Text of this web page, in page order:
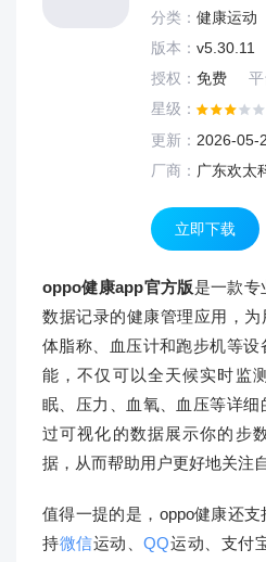
分类： 健康运动
版本： v5.30.11
授权： 免费 平
星级：
更新： 2026-05-
厂商： 广东欢太
立即下载
oppo健康app官方版是一款专
数据记录的健康管理应用，为
体脂称、血压计和跑步机等
能，不仅可以全天候实时监
眠、压力、血氧、血压等详细
过可视化的数据展示你的步
据，从而帮助用户更好地关注
值得一提的是，oppo健康还
持微信运动、QQ运动、支付